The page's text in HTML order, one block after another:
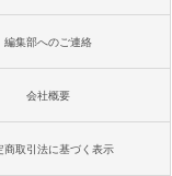
編集部へのご連絡
会社概要
商取引法に基づく表示